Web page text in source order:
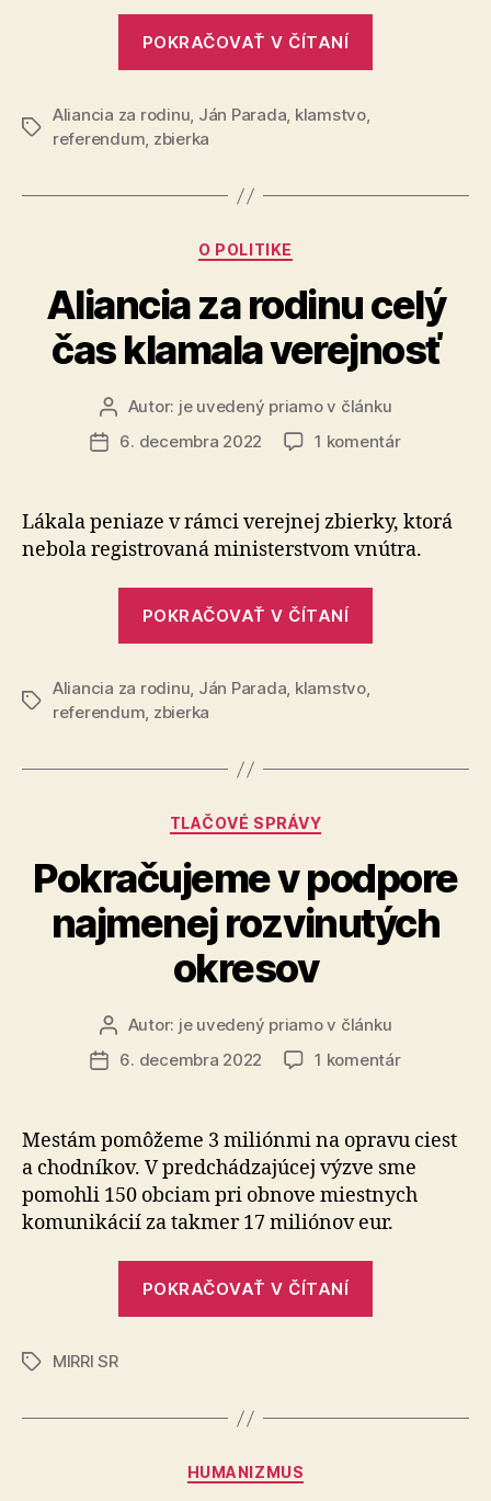
POKRAČOVAŤ V ČÍTANÍ
Značky
Aliancia za rodinu, Ján Parada, klamstvo,
referendum, zbierka
Kategórie
O POLITIKE
Aliancia za rodinu celý
čas klamala verejnosť
Autor
článku
Autor: je uvedený priamo v článku
Dátum
6. decembra 2022 1 komentárna
rodinu
čas
Lákala peniaze v rámci verejnej zbierky, ktorá
nebola registrovaná ministerstvom vnútra.
POKRAČOVAŤ V ČÍTANÍ
Značky
Aliancia za rodinu, Ján Parada, klamstvo,
referendum, zbierka
Kategórie
TLAČOVÉ SPRÁVY
Pokračujeme v podpore
najmenej rozvinutých
okresov
Autor
článku
Autor: je uvedený priamo v článku
Dátum
6. decembra 2022 1 komentárna
podpore
rozvinutých
okresov
Mestám pomôžeme 3 miliónmi na opravu ciest
a chodníkov. V predchádzajúcej výzve sme
pomohli 150 obciam pri obnove miestnych
komunikácií za takmer 17 miliónov eur.
POKRAČOVAŤ V ČÍTANÍ
okresov“
ZnačkyMIRRI SR
Kategórie
HUMANIZMUS